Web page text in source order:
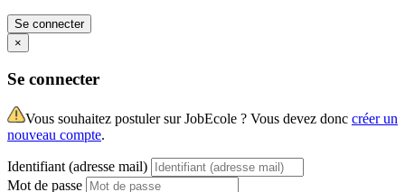
Se connecter
×
Se connecter
Vous souhaitez postuler sur JobEcole ? Vous devez donc créer un
nouveau compte.
Identifiant (adresse mail)
Mot de passe